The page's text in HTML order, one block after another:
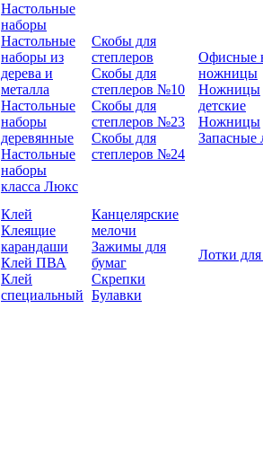
Настольные
наборы
Настольные
наборы из
дерева и
металла
Настольные
наборы
деревянные
Настольные
наборы
класса Люкс
Скобы для
степлеров
Скобы для
степлеров №10
Скобы для
степлеров №23
Скобы для
степлеров №24
Офисные
ножницы
Ножницы
детские
Ножницы
Запасные
Клей
Клеящие
карандаши
Клей ПВА
Клей
специальный
Канцелярские
мелочи
Зажимы для
бумаг
Скрепки
Булавки
Лотки